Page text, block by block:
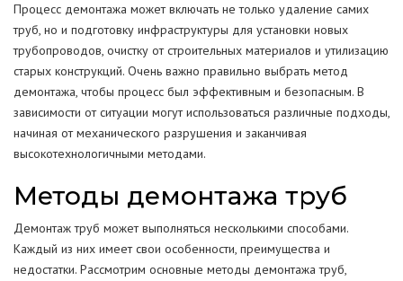
Процесс демонтажа может включать не только удаление самих
труб, но и подготовку инфраструктуры для установки новых
трубопроводов, очистку от строительных материалов и утилизацию
старых конструкций. Очень важно правильно выбрать метод
демонтажа, чтобы процесс был эффективным и безопасным. В
зависимости от ситуации могут использоваться различные подходы,
начиная от механического разрушения и заканчивая
высокотехнологичными методами.
Методы демонтажа труб
Демонтаж труб может выполняться несколькими способами.
Каждый из них имеет свои особенности, преимущества и
недостатки. Рассмотрим основные методы демонтажа труб,